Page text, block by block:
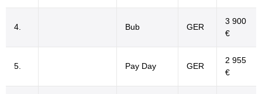
4. Bub GER
3 900
€
5. Pay Day GER
2 955
€